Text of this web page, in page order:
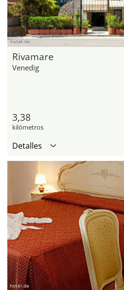
hotel.de
Rivamare
Venedig
3,38
kilómetros
Detalles
hotel.de